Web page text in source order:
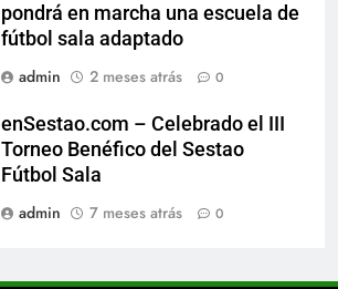
pondrá en marcha una escuela de
fútbol sala adaptado
admin
2 meses atrás 0
enSestao.com – Celebrado el III
Torneo Benéfico del Sestao
Fútbol Sala
admin
7 meses atrás 0